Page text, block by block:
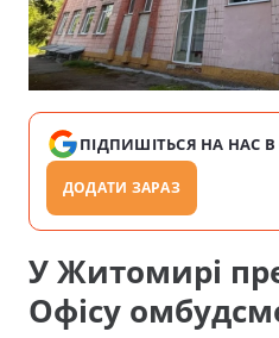
ПІДПИШІТЬСЯ НА НАС В
ДОДАТИ ЗАРАЗ
У Житомирі
Офісу